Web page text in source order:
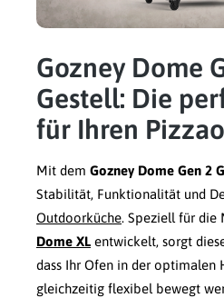
Gozney Dome
Gestell: Die
für Ihren
Mit dem Gozney Dome Gen 2
Stabilität, Funktionalität und
Outdoorküche. Speziell für die
Dome XL entwickelt, sorgt
dass Ihr Ofen in der optimalen
gleichzeitig flexibel bewegt